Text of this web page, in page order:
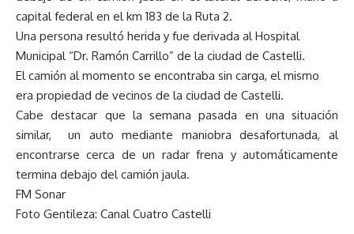
capital federal en el km 183 de la Ruta 2.
Una persona resultó herida y fue derivada al Hospital
Municipal “Dr. Ramón Carrillo” de la ciudad de Castelli.
El camión al momento se encontraba sin carga, el mismo
era propiedad de vecinos de la ciudad de Castelli.
Cabe destacar que la semana pasada en una situación
similar, un auto mediante maniobra desafortunada, al
encontrarse cerca de un radar frena y automáticamente
termina debajo del camión jaula.
FM Sonar
Foto Gentileza: Canal Cuatro Castelli